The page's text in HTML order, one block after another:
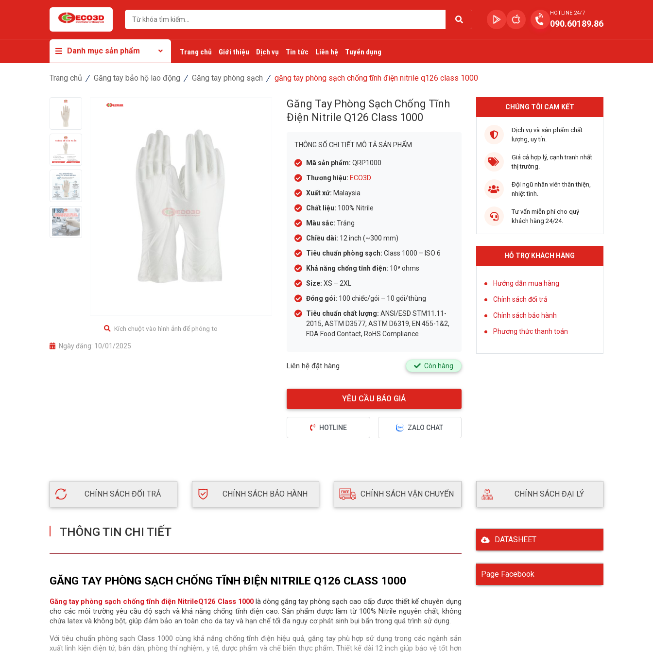
HOTLINE 24/7
090.60189.86
Danh mục sản phẩm Trang chủ Giới thiệu Dịch vụ Tin tức Liên hệ Tuyển dụng
Trang chủ Găng tay bảo hộ lao động Găng tay phòng sạch găng tay phòng sạch chống tĩnh điện nitrile q126 class 1000
Kích chuột vào hình ảnh để phóng to
Ngày đăng: 10/01/2025
Găng Tay Phòng Sạch Chống Tĩnh
Điện Nitrile Q126 Class 1000
THÔNG SỐ CHI TIẾT MÔ TẢ SẢN PHẨM
Mã sản phẩm: QRP1000
Thương hiệu: ECO3D
Xuất xứ: Malaysia
Chất liệu: 100% Nitrile
Màu sắc: Trắng
Chiều dài: 12 inch (~300 mm)
Tiêu chuẩn phòng sạch: Class 1000 – ISO 6
Khả năng chống tĩnh điện: 10⁹ ohms
Size: XS – 2XL
Đóng gói: 100 chiếc/gói – 10 gói/thùng
Tiêu chuẩn chất lượng: ANSI/ESD STM11.11-
2015, ASTM D3577, ASTM D6319, EN 455-1&2,
FDA Food Contact, RoHS Compliance
Liên hệ đặt hàng Còn hàng
HOTLINE ZALO CHAT
CHÚNG TÔI CAM KẾT
Dịch vụ và sản phẩm chất
lượng, uy tín.
Giá cả hợp lý, cạnh tranh nhất
thị trường.
Đội ngũ nhân viên thân thiện,
nhiệt tình.
Tư vấn miễn phí cho quý
khách hàng 24/24.
HỖ TRỢ KHÁCH HÀNG
Hướng dẫn mua hàng
Chính sách đổi trả
Chính sách bảo hành
Phương thức thanh toán
CHÍNH SÁCH ĐỔI TRẢ CHÍNH SÁCH BẢO HÀNH CHÍNH SÁCH VẬN CHUYỂN CHÍNH SÁCH ĐẠI LÝ
THÔNG TIN CHI TIẾT
GĂNG TAY PHÒNG SẠCH CHỐNG TĨNH ĐIỆN NITRILE Q126 CLASS 1000
Găng tay phòng sạch chống tĩnh điện NitrileQ126 Class 1000 là dòng găng tay phòng sạch cao cấp được thiết kế chuyên dụng
cho các môi trường yêu cầu độ sạch và khả năng chống tĩnh điện cao. Sản phẩm được làm từ 100% Nitrile nguyên chất, không
chứa latex và không bột, giúp đảm bảo an toàn cho da tay và hạn chế tối đa nguy cơ phát sinh bụi bẩn trong quá trình sử dụng.
Với tiêu chuẩn phòng sạch Class 1000 cùng khả năng chống tĩnh điện hiệu quả, găng tay phù hợp sử dụng trong các ngành sản
xuất linh kiện điện tử, bán dẫn, phòng thí nghiệm, y tế, dược phẩm và chế biến thực phẩm. Thiết kế dài 12 inch giúp bảo vệ tốt hơn
DATASHEET
Page Facebook